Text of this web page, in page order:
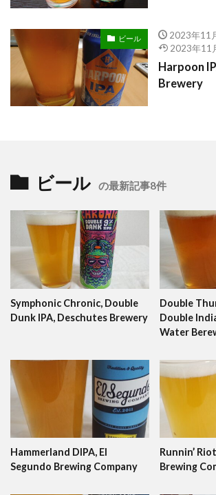
ビール
2023年11
2023年11
Harpoon
Brewery
ビール の最新記事8件
Symphonic Chronic, Double
Dunk IPA, Deschutes Brewery
Double
Double
Water
Hammerland DIPA, El
Segundo Brewing Company
Runnin’
Brewing